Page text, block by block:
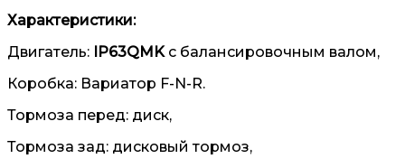
Характеристики:
Двигатель: IP63QMKс балансировочным валом,
Коробка: Вариатор F-N-R.
Тормоза перед: диск,
Тормоза зад: дисковый тормоз,